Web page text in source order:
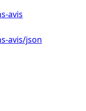
avis
avis/json